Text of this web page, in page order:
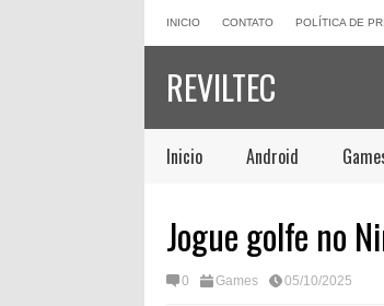
INICIO CONTATO POLÍTICA DE
REVILTEC
Inicio Android
Jogue golfe no
0 Games 05/10/2025